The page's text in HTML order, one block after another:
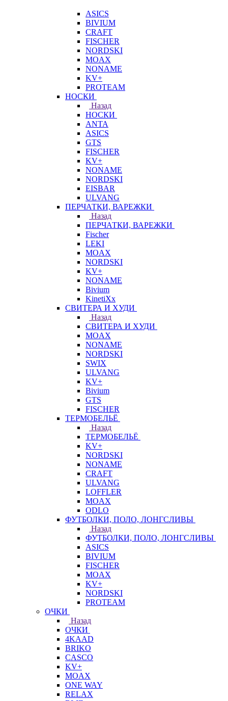
ASICS
BIVIUM
CRAFT
FISCHER
NORDSKI
MOAX
NONAME
KV+
PROTEAM
НОСКИ
Назад
НОСКИ
ANTA
ASICS
GTS
FISCHER
KV+
NONAME
NORDSKI
EISBAR
ULVANG
ПЕРЧАТКИ, ВАРЕЖКИ
Назад
ПЕРЧАТКИ, ВАРЕЖКИ
Fischer
LEKI
MOAX
NORDSKI
KV+
NONAME
Bivium
KinetiXx
СВИТЕРА И ХУДИ
Назад
СВИТЕРА И ХУДИ
MOAX
NONAME
NORDSKI
SWIX
ULVANG
KV+
Bivium
GTS
FISCHER
ТЕРМОБЕЛЬЁ
Назад
ТЕРМОБЕЛЬЁ
KV+
NORDSKI
NONAME
CRAFT
ULVANG
LOFFLER
MOAX
ODLO
ФУТБОЛКИ, ПОЛО, ЛОНГСЛИВЫ
Назад
ФУТБОЛКИ, ПОЛО, ЛОНГСЛИВЫ
ASICS
BIVIUM
FISCHER
MOAX
KV+
NORDSKI
PROTEAM
ОЧКИ
Назад
ОЧКИ
4KAAD
BRIKO
CASCO
KV+
MOAX
ONE WAY
RELAX